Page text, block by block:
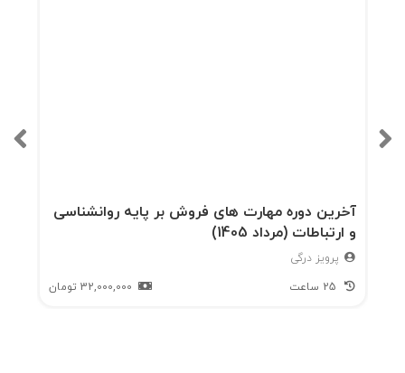
آخرین دوره مهارت های فروش بر پایه روانشناسی
و ارتباطات (مرداد 1405)
پرویز درگی
32,000,000 تومان